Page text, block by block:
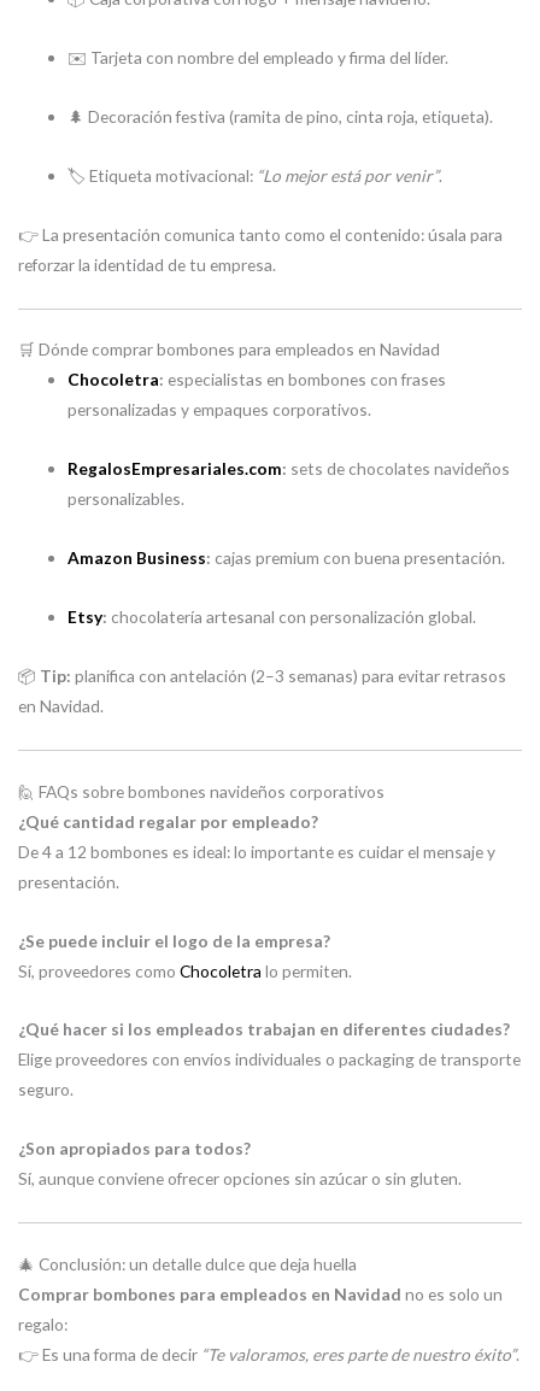
✉️ Tarjeta con nombre del empleado y firma del líder.
🌲 Decoración festiva (ramita de pino, cinta roja, etiqueta).
🏷️ Etiqueta motivacional: “Lo mejor está por venir”.
👉 La presentación comunica tanto como el contenido: úsala para
reforzar la identidad de tu empresa.
🛒 Dónde comprar bombones para empleados en Navidad
Chocoletra: especialistas en bombones con frases
personalizadas y empaques corporativos.
RegalosEmpresariales.com: sets de chocolates navideños
personalizables.
Amazon Business: cajas premium con buena presentación.
Etsy: chocolatería artesanal con personalización global.
📦 Tip: planifica con antelación (2–3 semanas) para evitar retrasos
en Navidad.
🙋 FAQs sobre bombones navideños corporativos
¿Qué cantidad regalar por empleado?
De 4 a 12 bombones es ideal: lo importante es cuidar el mensaje y
presentación.
¿Se puede incluir el logo de la empresa?
Sí, proveedores como Chocoletra lo permiten.
¿Qué hacer si los empleados trabajan en diferentes ciudades?
Elige proveedores con envíos individuales o packaging de transporte
seguro.
¿Son apropiados para todos?
Sí, aunque conviene ofrecer opciones sin azúcar o sin gluten.
🎄 Conclusión: un detalle dulce que deja huella
Comprar bombones para empleados en Navidad no es solo un
regalo:
👉 Es una forma de decir “Te valoramos, eres parte de nuestro éxito”.